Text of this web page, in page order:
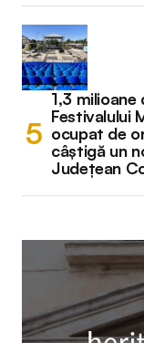
1,3
Festivalului
ocupat de
câștigă un
Județean